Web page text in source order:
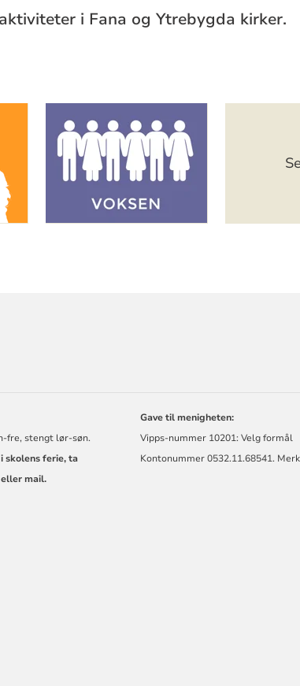
i Fana og Ytrebygda kirker.
fre, stengt lør-søn.
skolens ferie, ta
mail.
Gave til menigheten:
Vipps-nummer 10201: Velg formål
Kontonummer 0532.11.68541.